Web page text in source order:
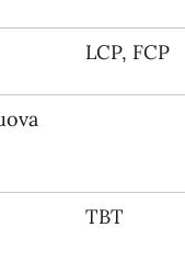
LCP, FCP
TBT